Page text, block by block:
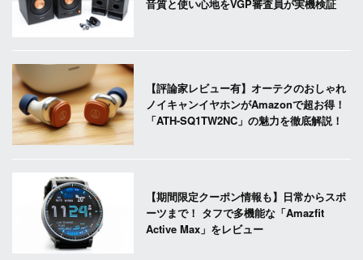
音質と使い心地をVGP審査員が実機検証
【評論家レビュー有】オーテクのおしゃれ
ノイキャンイヤホンがAmazonで超お得！
「ATH-SQ1TW2NC」の魅力を徹底解説！
【期間限定クーポン情報も】日常からスポ
ーツまで！ タフで多機能な「Amazfit
Active Max」をレビュー